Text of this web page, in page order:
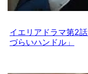
イエリアドラマ第2
づらいハンドル」